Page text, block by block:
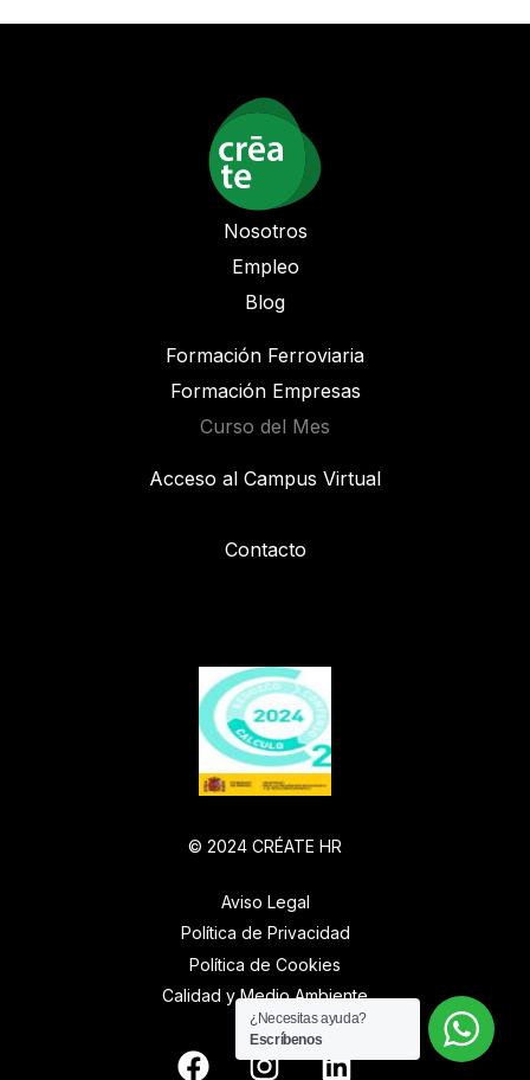
Nosotros
Empleo
Blog
Formación Ferroviaria
Formación Empresas
Curso del Mes
Acceso al Campus Virtual
Contacto
© 2024 CRÉATE HR
Aviso Legal
Política de Privacidad
Política de Cookies
Calidad y Medio Ambiente
¿Necesitas ayuda?
Escríbenos